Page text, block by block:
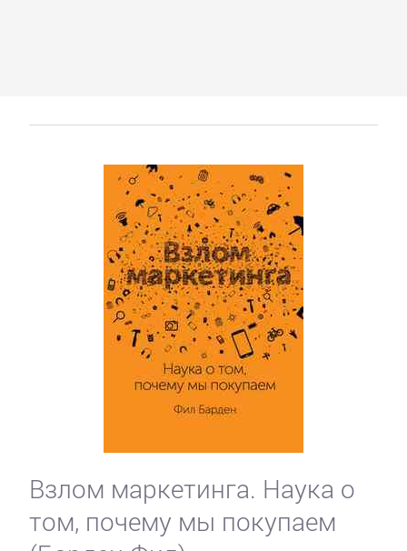
Взлом маркетинга. Наука о
том, почему мы покупаем
Зарубежная
Зарубежная
образовательная
литература
Зарубежная
популярная
литература